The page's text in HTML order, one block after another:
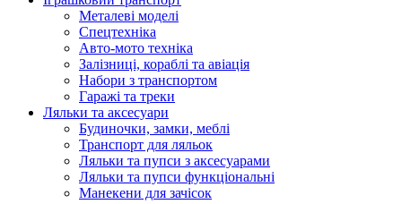
Металеві моделі
Спецтехніка
Авто-мото техніка
Залізниці, кораблі та авіація
Набори з транспортом
Гаражі та треки
Ляльки та аксесуари
Будиночки, замки, меблі
Транспорт для ляльок
Ляльки та пупси з аксесуарами
Ляльки та пупси функціональні
Манекени для зачісок